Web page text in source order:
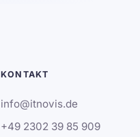
KONTAKT
info@itnovis.de
+49 2302 39 85 909